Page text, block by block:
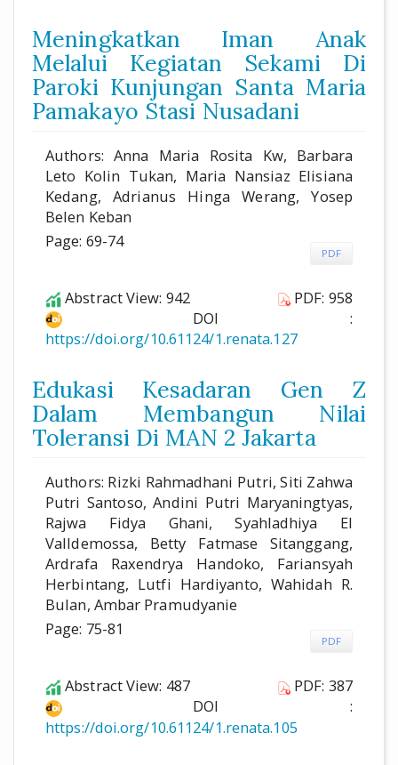
Meningkatkan Iman Anak
Melalui Kegiatan Sekami Di
Paroki Kunjungan Santa Maria
Pamakayo Stasi Nusadani
Authors: Anna Maria Rosita Kw, Barbara
Leto Kolin Tukan, Maria Nansiaz Elisiana
Kedang, Adrianus Hinga Werang, Yosep
Belen Keban
Page: 69-74
PDF
Abstract View: 942
PDF: 958
DOI :
https://doi.org/10.61124/1.renata.127
Edukasi Kesadaran Gen Z
Dalam Membangun Nilai
Toleransi Di MAN 2 Jakarta
Authors: Rizki Rahmadhani Putri, Siti Zahwa
Putri Santoso, Andini Putri Maryaningtyas,
Rajwa Fidya Ghani, Syahladhiya El
Valldemossa, Betty Fatmase Sitanggang,
Ardrafa Raxendrya Handoko, Fariansyah
Herbintang, Lutfi Hardiyanto, Wahidah R.
Bulan, Ambar Pramudyanie
Page: 75-81
PDF
Abstract View: 487
PDF: 387
DOI :
https://doi.org/10.61124/1.renata.105